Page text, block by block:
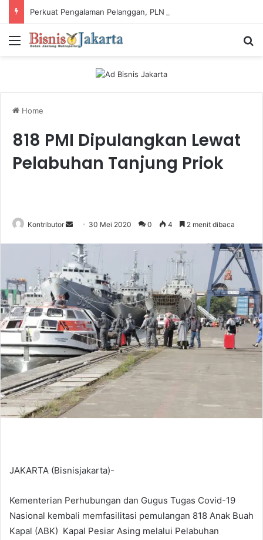
Menu
Home
818 PMI Dipulangkan Lewat
Pelabuhan Tanjung Priok
Kontributor
n
d
a
n
e
m
a
i
l
30 Mei 2020 0 4 2 menit dibaca
JAKARTA (Bisnisjakarta)-
Kementerian Perhubungan dan Gugus Tugas Covid-19
Nasional kembali memfasilitasi pemulangan 818 Anak Buah
Kapal (ABK) Kapal Pesiar Asing melalui Pelabuhan